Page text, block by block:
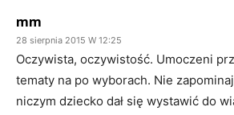
mm
28 sierpnia 2015 W 12:25
Oczywista, oczywistość. Umoczeni
tematy na po wyborach. Nie
niczym dziecko dał się wystawić do